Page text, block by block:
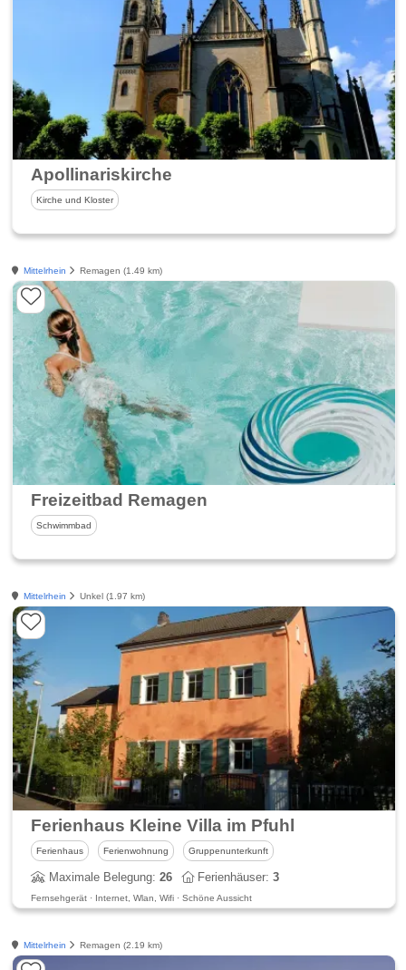
Apollinariskirche
Kirche und Kloster
Mittelrhein Remagen (1.49 km)
Freizeitbad Remagen
Schwimmbad
Mittelrhein Unkel (1.97 km)
Ferienhaus Kleine Villa im Pfuhl
Ferienhaus Ferienwohnung Gruppenunterkunft
Maximale Belegung:26 Ferienhäuser:3
Fernsehgerät · Internet, Wlan, Wifi · Schöne Aussicht
Mittelrhein Remagen (2.19 km)